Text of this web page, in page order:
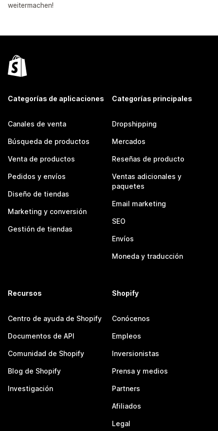
weitermachen!
Categorías de aplicaciones
Canales de venta
Búsqueda de productos
Venta de productos
Pedidos y envíos
Diseño de tiendas
Marketing y conversión
Gestión de tiendas
Categorías principales
Dropshipping
Mercados
Reseñas de producto
Ventas adicionales y
paquetes
Email marketing
SEO
Envíos
Moneda y traducción
Recursos
Centro de ayuda de Shopify
Documentos de API
Comunidad de Shopify
Blog de Shopify
Investigación
Shopify
Conócenos
Empleos
Inversionistas
Prensa y medios
Partners
Afiliados
Legal